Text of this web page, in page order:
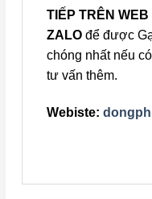
TIẾP TRÊN WEB
ZALOđể được
chóng nhất nếu
tư vấn thêm.
Webiste: